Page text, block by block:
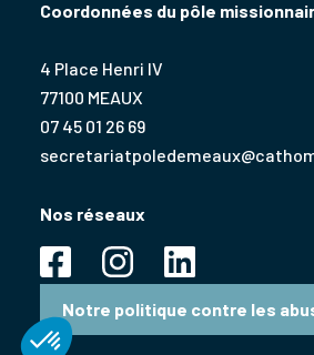
Coordonnées du pôle
4 Place Henri IV
77100 MEAUX
07 45 01 26 69
Nos réseaux
Notre politique contre les